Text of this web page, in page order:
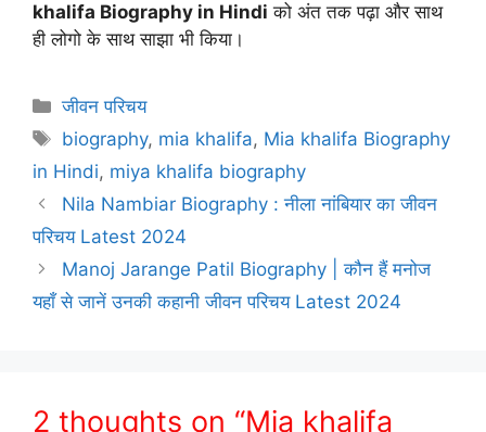
khalifa Biography in Hindi को अंत तक पढ़ा और साथ
ही लोगो के साथ साझा भी किया।
Categories
जीवन परिचय
Tags
biography, mia khalifa, Mia khalifa Biography
in Hindi, miya khalifa biography
Nila Nambiar Biography : नीला नांबियार का जीवन
परिचय Latest 2024
Manoj Jarange Patil Biography | कौन हैं मनोज
यहाँ से जानें उनकी कहानी जीवन परिचय Latest 2024
2 thoughts on “Mia khalifa